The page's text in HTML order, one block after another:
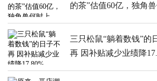
的茶”估值60亿，独角
三只松鼠“躺着数钱”的
再 因补贴减少业绩降